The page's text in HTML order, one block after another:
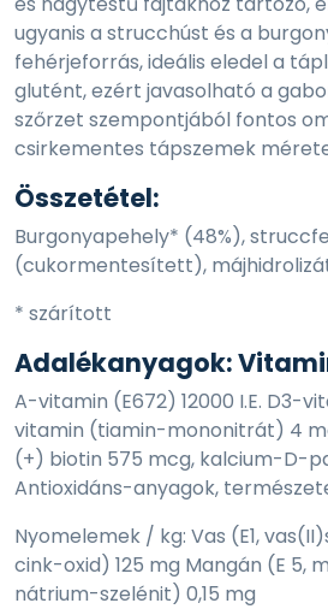
ugyanis a strucchúst és a
fehérjeforrás, ideális eledel a
glutént, ezért javasolható a
szőrzet szempontjából fontos
csirkementes tápszemek
Összetétel:
Burgonyapehely* (48%),
(cukormentesített),
* szárított
Adalékanyagok:
A-vitamin (E672) 12000 I.E. D3-
vitamin (tiamin-mononitrát) 4
(+) biotin 575 mcg, kalcium-D-
Antioxidáns-anyagok,
Nyomelemek / kg: Vas (E1,
cink-oxid) 125 mg Mangán (E 5,
nátrium-szelénit) 0,15 mg